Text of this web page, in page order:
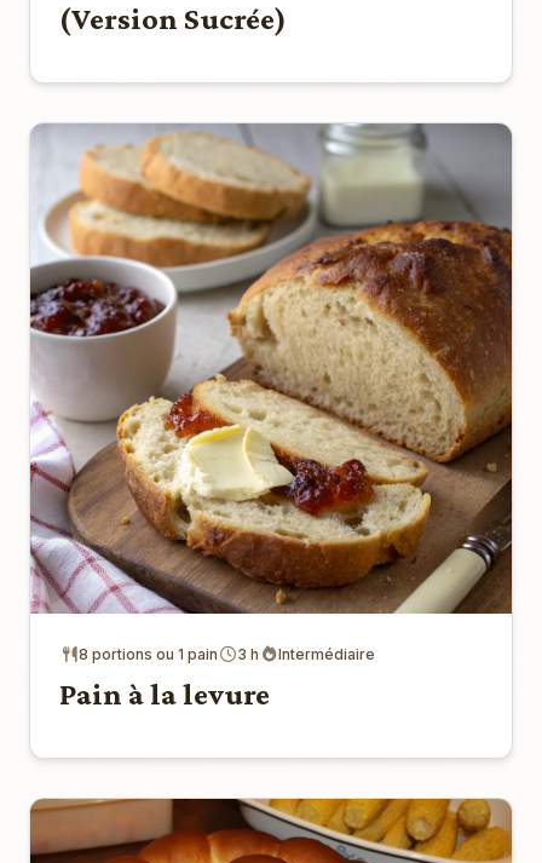
(Version Sucrée)
8 portions ou 1 pain 3 h Intermédiaire
Pain à la levure